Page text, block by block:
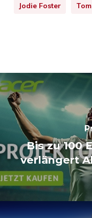
Jodie Foster
Bis zu 100
verlängert